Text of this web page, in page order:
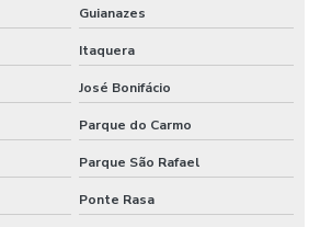
Guianazes
Itaquera
José Bonifácio
Parque do Carmo
Parque São Rafael
Ponte Rasa